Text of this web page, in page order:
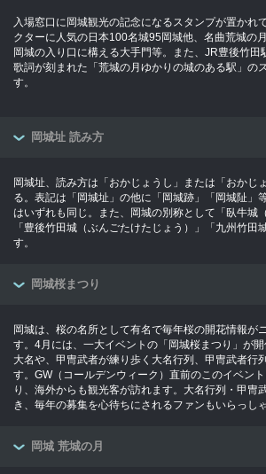
入場窓口に岡城観光の記念になるスタンプが置かれ
クターに人気の日本100名城95岡城他、名曲荒城の
岡城の入り口に構える大手門等。また、JR豊後竹田
歌詞が刻まれた「荒城の月ゆかりの城のある駅」の
す。
岡城址 読み方
岡城址、読み方は「おかじょうし」または「おかじ
る。表記は「岡城址」の他に「岡城跡」「岡城阯」
はいずれも同じ。また、岡城の別称として「臥牛城
「豊後竹田城（ぶんごたけたじょう）」「九州竹田
す。
岡城桜まつり
岡城は、桜の名所として有名で毎年桜の開花情報が
す。4月には、一大イベントの「岡城桜まつり」が
大名や、甲冑武者が練り歩く大名行列、甲冑武者行
す。GW（コールデンウィーク）直前のこのイベン
り、海外からも観光客が訪れます。大名行列・甲冑
き、毎年の募集を心待ちにされるファンもいらっし
岡城 荒城の月